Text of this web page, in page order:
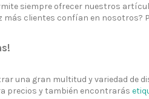
siempre ofrecer nuestros
clientes confían en nosotros?
una gran multitud y variedad de
precios y también encontrarás